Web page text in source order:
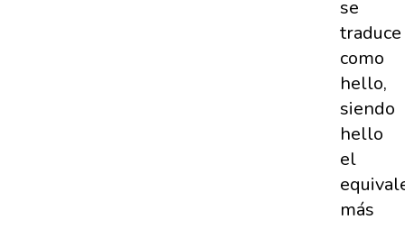
se
traduce
como
hello,
siendo
hello
el
más